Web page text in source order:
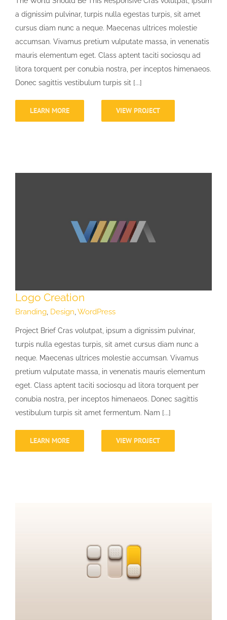
a dignissim pulvinar, turpis nulla egestas turpis, sit amet
cursus diam nunc a neque. Maecenas ultrices molestie
accumsan. Vivamus pretium vulputate massa, in venenatis
mauris elementum eget. Class aptent taciti sociosqu ad
litora torquent per conubia nostra, per inceptos himenaeos.
Donec sagittis vestibulum turpis sit [...]
LEARN MORE VIEW PROJECT
Logo Creation
Branding, Design,WordPress
Project Brief Cras volutpat, ipsum a dignissim pulvinar,
turpis nulla egestas turpis, sit amet cursus diam nunc a
neque. Maecenas ultrices molestie accumsan. Vivamus
pretium vulputate massa, in venenatis mauris elementum
eget. Class aptent taciti sociosqu ad litora torquent per
conubia nostra, per inceptos himenaeos. Donec sagittis
vestibulum turpis sit amet fermentum. Nam [...]
LEARN MORE VIEW PROJECT